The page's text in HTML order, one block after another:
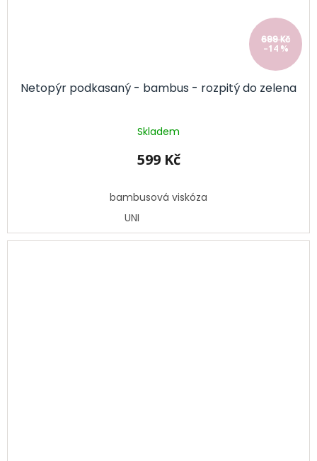
699 Kč
–14 %
Netopýr podkasaný - bambus - rozpitý do zelena
Skladem
599 Kč
bambusová viskóza
UNI